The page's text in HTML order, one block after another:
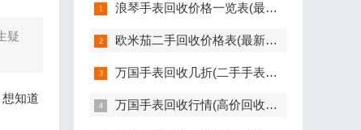
疑
知道
浪琴手表回收价格一览表(最新版)
欧米茄二手回收价格表(最新欧米茄手表回收价格参考)
万国手表回收几折(二手手表回收价格如何评估)
万国手表回收行情(高价回收指南)